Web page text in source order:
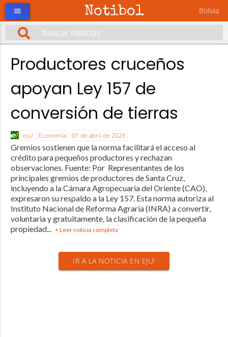
Notibol Bolivia
menu
Productores cruceños
apoyan Ley 157 de
conversión de tierras
eju! Economía 01 de abril de 2026
Gremios sostienen que la norma facilitará el acceso al
crédito para pequeños productores y rechazan
observaciones. Fuente: Por Representantes de los
principales gremios de productores de Santa Cruz,
incluyendo a la Cámara Agropecuaria del Oriente (CAO),
expresaron su respaldo a la Ley 157. Esta norma autoriza al
Instituto Nacional de Reforma Agraria (INRA) a convertir,
voluntaria y gratuitamente, la clasificación de la pequeña
propiedad... + Leer noticia completa
IR A LA NOTICIA EN EJU!